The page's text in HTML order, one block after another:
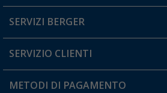
Hai una domanda?
SERVIZI BERGER
Diventare rivenditori
Il mio Account
SERVIZIO CLIENTI
Informazioni sulla spedizione
METODI DI PAGAMENTO